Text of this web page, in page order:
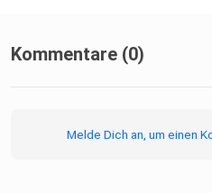
Kommentare (0)
Melde Dich an, um einen